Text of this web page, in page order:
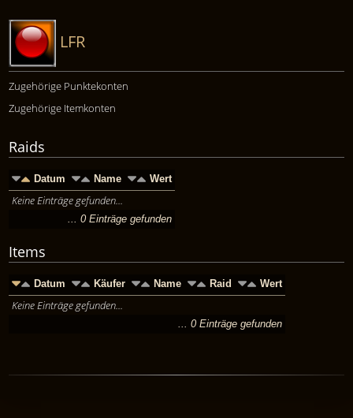
LFR
Zugehörige Punktekonten
Zugehörige Itemkonten
Raids
Datum Name Wert
Keine Einträge gefunden...
... 0 Einträge gefunden
Items
Datum Käufer Name Raid Wert
Keine Einträge gefunden...
... 0 Einträge gefunden